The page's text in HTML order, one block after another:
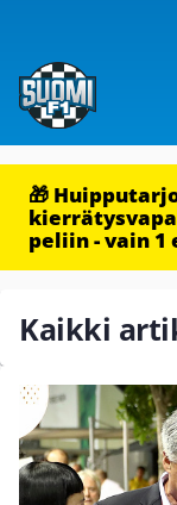
🎁
peliin - vain 1
Kaikki